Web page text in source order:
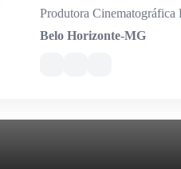
Produtora
Belo Horizonte-MG